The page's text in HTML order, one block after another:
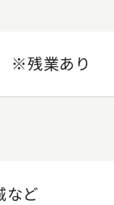
※残業あり
など